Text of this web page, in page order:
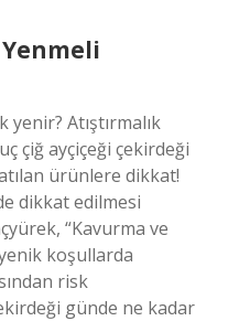
Atıştırmalık
çiğ ayçiçeği çekirdeği
ürünlere dikkat!
dikkat edilmesi
“Kavurma ve
koşullarda
risk
günde ne kadar